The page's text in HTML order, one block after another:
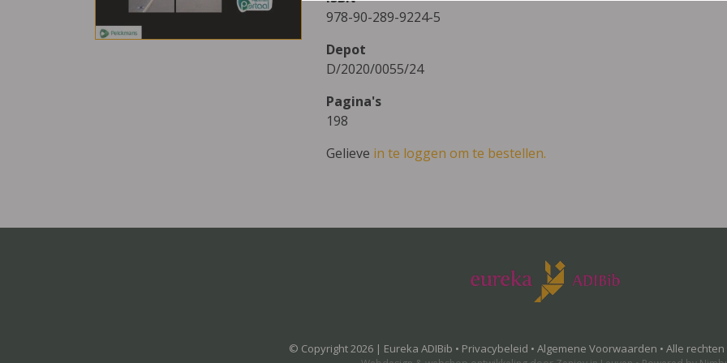
978-90-289-9224-5
Depot
D/2020/0055/24
Pagina's
198
Gelieve in te loggen om te bestellen.
© Copyright 2026 | Eureka ADIBib • Privacybeleid • Algemene Voorwaarden • Alle